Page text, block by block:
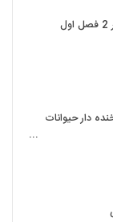
دانلود مسابقه جوکر 2 فصل اول
دار حیوانات